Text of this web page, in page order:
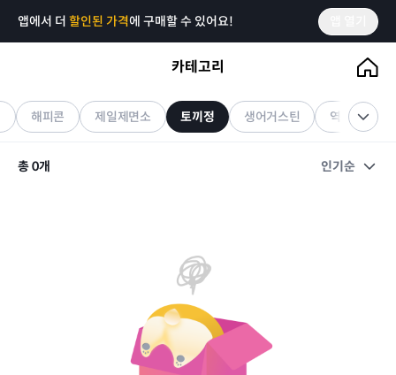
앱에서 더 할인된 가격에 구매할 수 있어요!
카테고리
토끼정기프티콘
해피콘 제일제면소 토끼정 생어거스틴 역전우동
총0개 인기순